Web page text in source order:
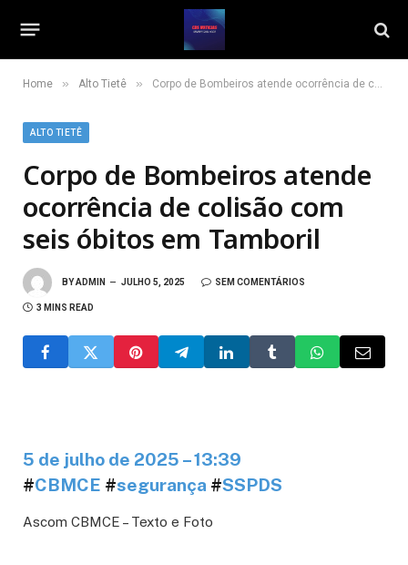
Home » Alto Tietê » Corpo de Bombeiros atende ocorrência de colisão com seis óbitos em Tamboril
ALTO TIETÊ
Corpo de Bombeiros atende
ocorrência de colisão com
seis óbitos em Tamboril
BYADMIN JULHO 5, 2025 SEM COMENTÁRIOS
3 MINS READ
5 de julho de 2025 – 13:39
#CBMCE #segurança #SSPDS
Ascom CBMCE – Texto e Foto